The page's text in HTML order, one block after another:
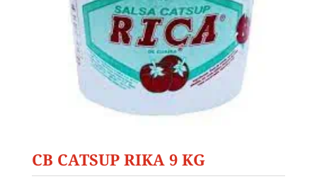
CB CATSUP RIKA 9 KG